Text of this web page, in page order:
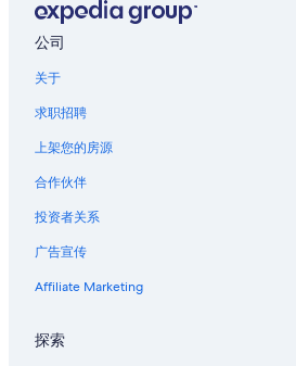
蒙泰乌拉诺的酒店
阿夸拉尼亚的酒店
马切拉塔的酒店
奇维塔诺瓦马尔凯的酒店
Maggioni网球俱乐部附近的酒店
意大利最狭的巷子的民宿
克里纳尔多的酒店
Porto Potenza Picena的酒店
科穆南扎的酒店
公司
关于
求职招聘
上架您的房源
合作伙伴
投资者关系
广告宣传
Affiliate Marketing
探索